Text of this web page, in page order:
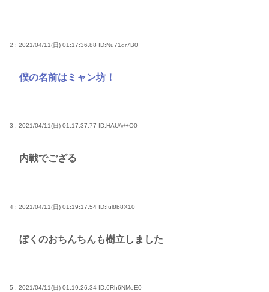
2 : 2021/04/11(日) 01:17:36.88 ID:Nu71dr7B0
僕の名前はミャン坊！
3 : 2021/04/11(日) 01:17:37.77 ID:HAU/v/+O0
内戦でござる
4 : 2021/04/11(日) 01:19:17.54 ID:Iul8b8X10
ぼくのおちんちんも樹立しました
5 : 2021/04/11(日) 01:19:26.34 ID:6Rh6NMeE0